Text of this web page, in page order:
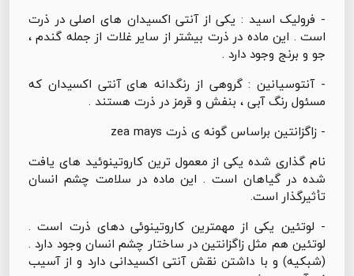
- فرولیک اسید : یکی از آنتی اکسیدان های اصلی در ذرت
است . این ماده در ذرت بیشتر از سایر غلات از جمله گندم ،
جو و برنج وجود دارد .
- آنتوسیانین : گروهی از رنگدانه های آنتی اکسیدان که
مسئول رنگ آبی ، بنفش و قرمز در ذرت هستند .
- زاگزانتین براساس گونه ی ذرت zea mays
نام گذاری شده یکی از معمول ترین کاروتینوئید های یافت
شده در گیاهان است . این ماده در سلامت چشم انسان
تأثیرگذار است.
- لوتئین یکی از مهمترین کاروتینوئی دهای ذرت است .
لوتئین هم مثل زاگزانتین در ساختار چشم انسان وجود دارد .
(شبکیه) و با داشتن نقش آنتی اکسیدانی دارد و از آسیب